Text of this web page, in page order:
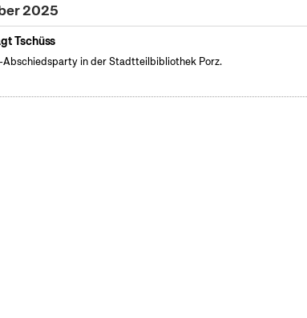
2025
Tschüss
Abschiedsparty in der Stadtteilbibliothek Porz.